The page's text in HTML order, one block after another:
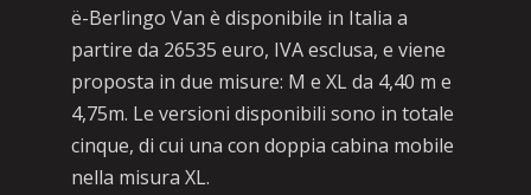
ë-Berlingo Van è disponibile in Italia a
partire da 26535 euro, IVA esclusa, e viene
proposta in due misure: M e XL da 4,40 m e
4,75m. Le versioni disponibili sono in totale
cinque, di cui una con doppia cabina mobile
nella misura XL.